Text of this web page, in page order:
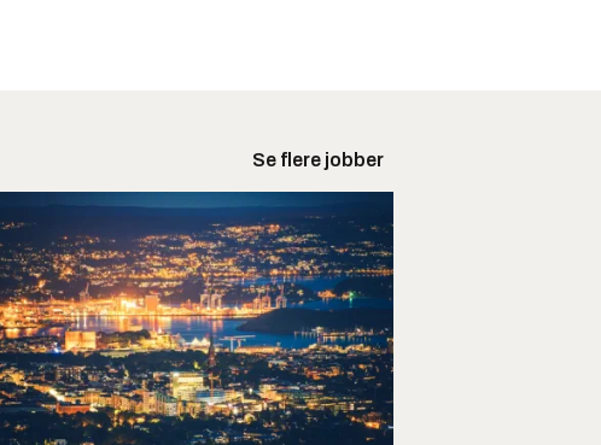
Se flere jobber